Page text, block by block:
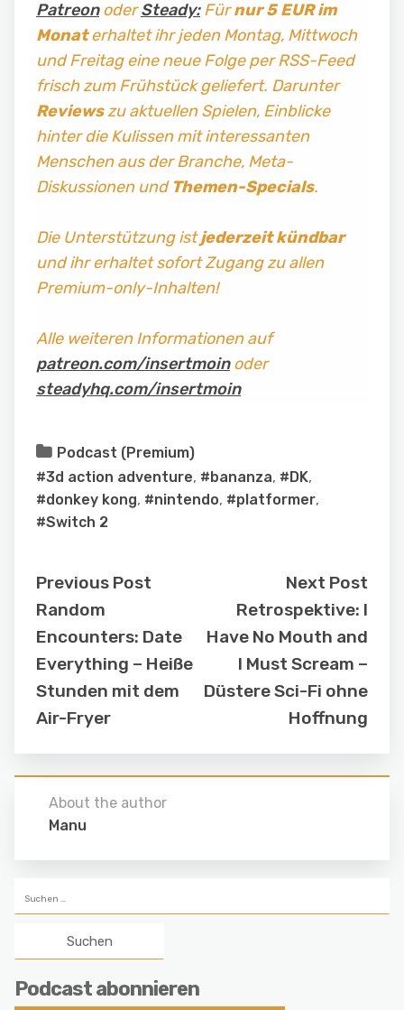
PatreonoderSteady:Fürnur 5 EUR im
Monaterhaltet ihr jeden Montag, Mittwoch
und Freitag eine neue Folge per RSS-Feed
frisch zum Frühstück geliefert. Darunter
Reviewszu aktuellen Spielen, Einblicke
hinter die Kulissen mit interessanten
Menschen aus der Branche, Meta-
Diskussionen und Themen-Specials.
Die Unterstützung istjederzeit kündbar
und ihr erhaltet sofort Zugang zu allen
Premium-only-Inhalten!
Alle weiteren Informationen auf
patreon.com/insertmoinoder
steadyhq.com/insertmoin
Podcast (Premium)
#3d action adventure, #bananza, #DK,
#donkey kong, #nintendo, #platformer,
#Switch 2
Previous Post
Random
Encounters: Date
Everything – Heiße
Stunden mit dem
Air-Fryer
Next Post
Retrospektive: I
Have No Mouth and
I Must Scream –
Düstere Sci-Fi ohne
Hoffnung
About the author
Manu
nach:
Podcast abonnieren